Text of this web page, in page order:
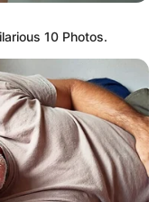
10 Photos.